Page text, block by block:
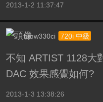
2013-1-2 11:37:47
bmw330ci 720i 中級
不知 ARTIST 1128大
DAC 效果感覺如何?
2013-1-3 13:38:26